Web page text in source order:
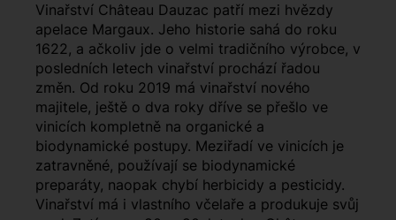
Vinařství Château Dauzac patří mezi hvězdy
apelace Margaux. Jeho historie sahá do roku
1622, a ačkoliv jde o velmi tradičního výrobce, v
posledních letech vinařství prochází řadou
změn. Od roku 2019 má vinařství nového
majitele, ještě o dva roky dříve se přešlo ve
vinicích kompletně na organické a
biodynamické postupy. Meziřadí ve vinicích je
zatravněné, používají se biodynamické
preparáty, naopak chybí herbicidy a pesticidy.
Vinařství má i vlastního včelaře a produkuje svůj